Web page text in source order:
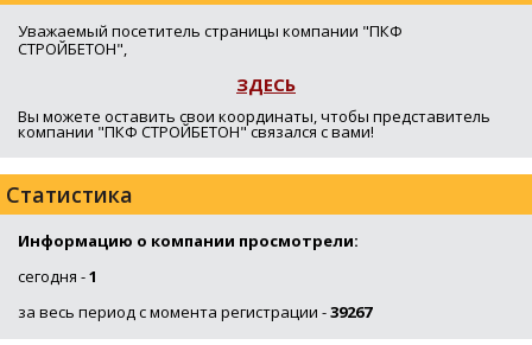
Уважаемый посетитель страницы компании "ПКФ
СТРОЙБЕТОН",
ЗДЕСЬ
Вы можете оставить свои координаты, чтобы представитель
компании "ПКФ СТРОЙБЕТОН" связался с вами!
Статистика
Информацию о компании просмотрели:
сегодня -1
за весь период с момента регистрации -39267